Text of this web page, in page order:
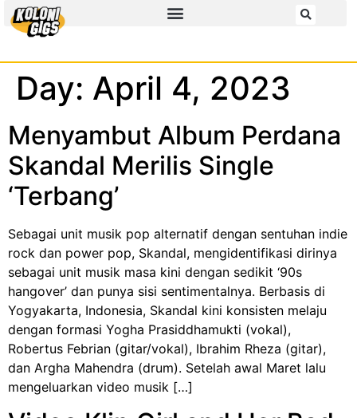
Day: April 4, 2023
Menyambut Album Perdana
Skandal Merilis Single
‘Terbang’
Sebagai unit musik pop alternatif dengan sentuhan indie
rock dan power pop, Skandal, mengidentifikasi dirinya
sebagai unit musik masa kini dengan sedikit ‘90s
hangover’ dan punya sisi sentimentalnya. Berbasis di
Yogyakarta, Indonesia, Skandal kini konsisten melaju
dengan formasi Yogha Prasiddhamukti (vokal),
Robertus Febrian (gitar/vokal), Ibrahim Rheza (gitar),
dan Argha Mahendra (drum). Setelah awal Maret lalu
mengeluarkan video musik […]